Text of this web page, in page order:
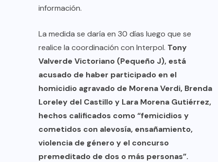
información.
La medida se daría en 30 días luego que se
realice la coordinación con Interpol. Tony
Valverde Victoriano (Pequeño J), está
acusado de haber participado en el
homicidio agravado de Morena Verdi, Brenda
Loreley del Castillo y Lara Morena Gutiérrez,
hechos calificados como “femicidios y
cometidos con alevosía, ensañamiento,
violencia de género y el concurso
premeditado de dos o más personas”.